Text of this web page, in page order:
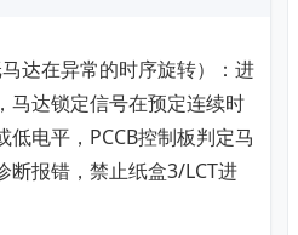
达在异常的时序旋转）：进
马达锁定信号在预定连续时
电平，PCCB控制板判定马
断报错，禁止纸盒3/LCT进